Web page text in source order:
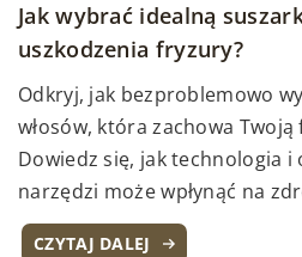
Jak wybrać idealną
uszkodzenia fryzury?
Odkryj, jak bezproblemowo
włosów, która zachowa
Dowiedz się, jak technologia
narzędzi może wpłynąć na
CZYTAJ DALEJ